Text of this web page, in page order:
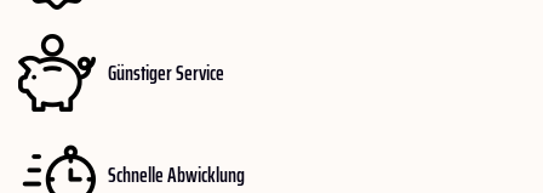
Günstiger Service
Schnelle Abwicklung